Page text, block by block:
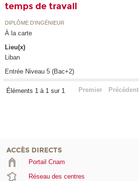
temps de travail
DIPLÔME D'INGÉNIEUR
À la carte
Lieu(x)
Liban
Entrée Niveau 5 (Bac+2)
Éléments 1 à 1 sur 1 Premier Précédent
ACCÈS DIRECTS
Portail Cnam
Réseau des centres